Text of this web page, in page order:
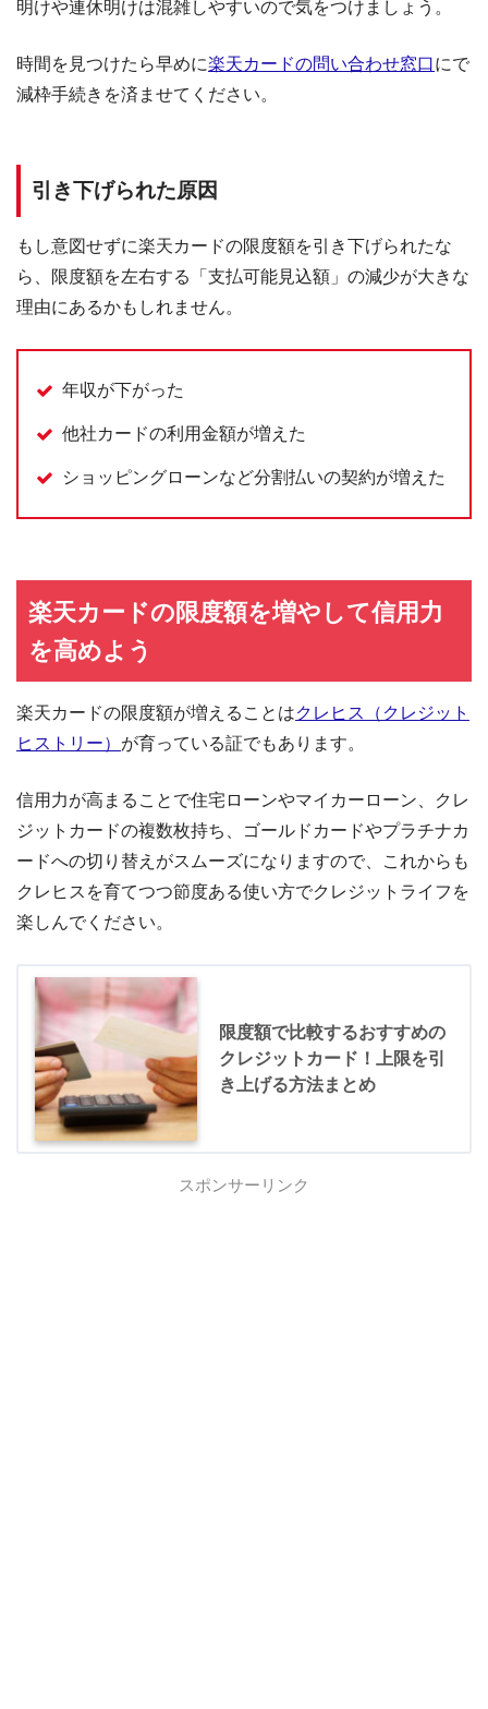
明けや連休明けは混雑しやすいので気をつけましょう。
時間を見つけたら早めに楽天カードの問い合わせ窓口にで
減枠手続きを済ませてください。
引き下げられた原因
もし意図せずに楽天カードの限度額を引き下げられたな
ら、限度額を左右する「支払可能見込額」の減少が大きな
理由にあるかもしれません。
年収が下がった
他社カードの利用金額が増えた
ショッピングローンなど分割払いの契約が増えた
楽天カードの限度額を増やして信用力
を高めよう
楽天カードの限度額が増えることはクレヒス（クレジット
ヒストリー） が育っている証でもあります。
信用力が高まることで住宅ローンやマイカーローン、クレ
ジットカードの複数枚持ち、ゴールドカードやプラチナカ
ードへの切り替えがスムーズになりますので、これからも
クレヒスを育てつつ節度ある使い方でクレジットライフを
楽しんでください。
限度額で比較するおすすめの
クレジットカード！上限を引
き上げる方法まとめ
スポンサーリンク